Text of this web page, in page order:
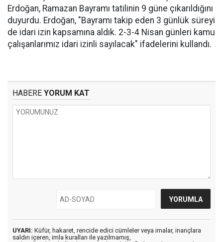
Erdoğan, Ramazan Bayramı tatilinin 9 güne çıkarıldığını
duyurdu. Erdoğan, "Bayramı takip eden 3 günlük süreyi
de idari izin kapsamına aldık. 2-3-4 Nisan günleri kamu
çalışanlarımız idari izinli sayılacak" ifadelerini kullandı.
HABERE YORUM KAT
UYARI: Küfür, hakaret, rencide edici cümleler veya imalar, inançlara
saldırı içeren, imla kuralları ile yazılmamış,